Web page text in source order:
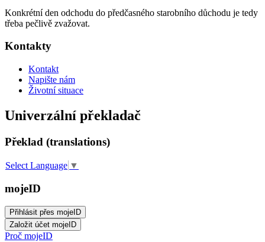
Konkrétní den odchodu do předčasného starobního důchodu je tedy
třeba pečlivě zvažovat.
Kontakty
Kontakt
Napište nám
Životní situace
Univerzální překladač
Překlad (translations)
Select Language ▼
mojeID
Proč mojeID